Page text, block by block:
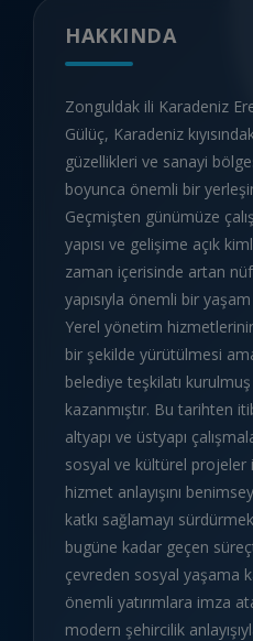
HAKKINDA
Zonguldak ili Karadeniz
Gülüç, Karadeniz
güzellikleri ve sanayi
boyunca önemli bir
Geçmişten günümüze
yapısı ve gelişime açık
zaman içerisinde artan
yapısıyla önemli bir
Yerel yönetim
bir şekilde yürütülmesi
belediye teşkilatı
kazanmıştır. Bu tarihten
altyapı ve üstyapı
sosyal ve kültürel projeler
hizmet anlayışını
katkı sağlamayı
bugüne kadar geçen
çevreden sosyal yaşama
önemli yatırımlara imza
modern şehircilik